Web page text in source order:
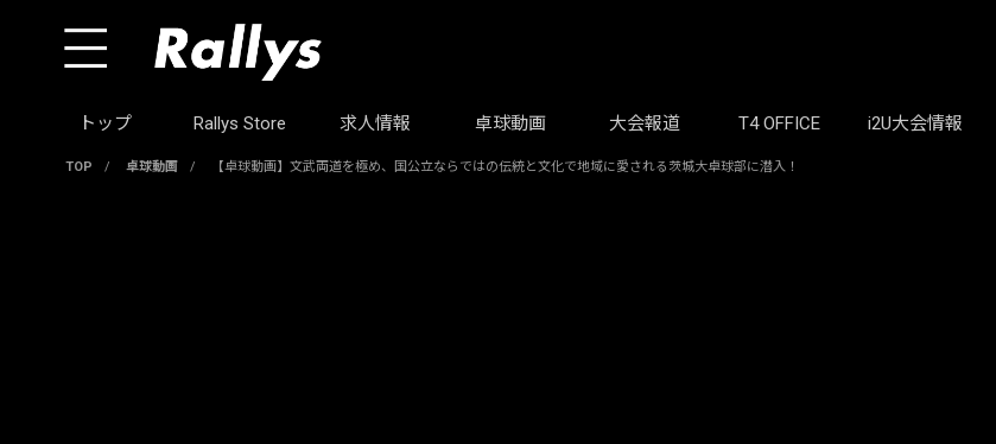
トップ Rallys Store 求人情報 卓球動画 大会報道 T4 OFFICE i2U大会情報
TOP / 卓球動画 / 【卓球動画】文武両道を極め、国公立ならではの伝統と文化で地域に愛される茨城大卓球部に潜入！